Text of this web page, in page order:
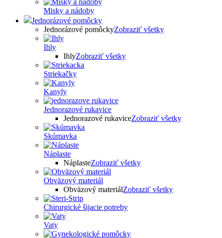
Misky a nádoby
Jednorázové pomôcky
Jednorázové pomôckyZobraziť všetky
Ihly
IhlyZobraziť všetky
Striekačky
Kanyly
Jednorazové rukavice
Jednorazové rukaviceZobraziť všetky
Skúmavka
Náplaste
NáplasteZobraziť všetky
Obväzový materiál
Obväzový materiálZobraziť všetky
Chirurgické šijacie potreby
Vaty